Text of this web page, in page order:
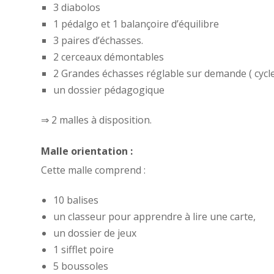
3 diabolos
1 pédalgo et 1 balançoire d’équilibre
3 paires d’échasses.
2 cerceaux démontables
2 Grandes échasses réglable sur demande (
un dossier pédagogique
⇒ 2 malles à disposition.
Malle orientation :
Cette malle comprend :
10 balises
un classeur pour apprendre à lire une carte,
un dossier de jeux
1 sifflet poire
5 boussoles